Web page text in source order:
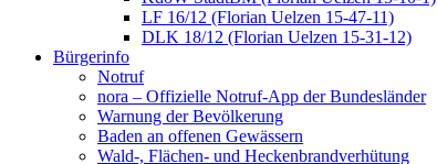
LF 16/12 (Florian Uelzen 15-47-11)
DLK 18/12 (Florian Uelzen 15-31-12)
Bürgerinfo
Notruf
nora – Offizielle Notruf-App der Bundesländer
Warnung der Bevölkerung
Baden an offenen Gewässern
Wald-, Flächen- und Heckenbrandverhütung